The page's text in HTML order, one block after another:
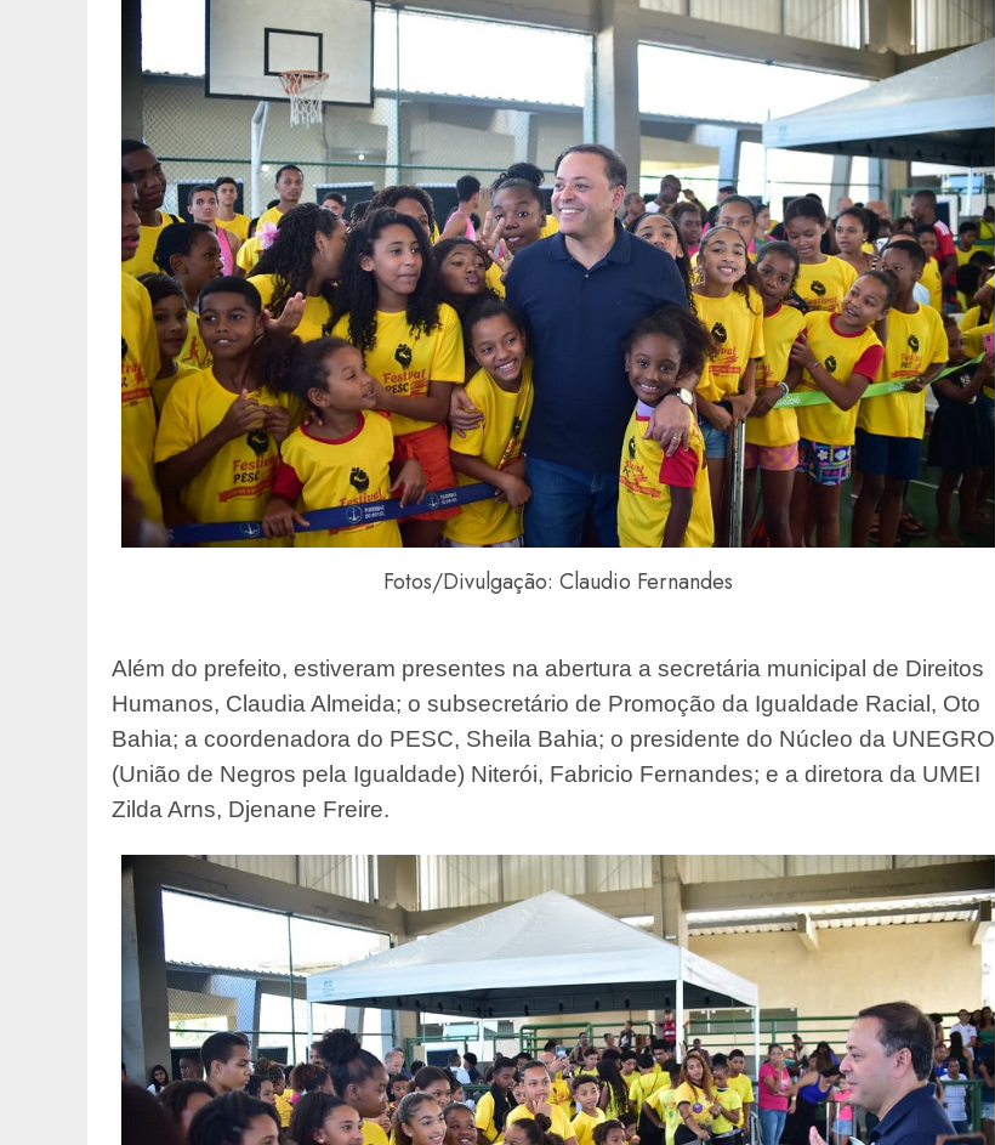
Fotos/Divulgação: Claudio Fernandes
Além do prefeito, estiveram presentes na abertura a secretária municipal de Direitos
Humanos, Claudia Almeida; o subsecretário de Promoção da Igualdade Racial, Oto
Bahia; a coordenadora do PESC, Sheila Bahia; o presidente do Núcleo da UNEGRO
(União de Negros pela Igualdade) Niterói, Fabricio Fernandes; e a diretora da UMEI
Zilda Arns, Djenane Freire.